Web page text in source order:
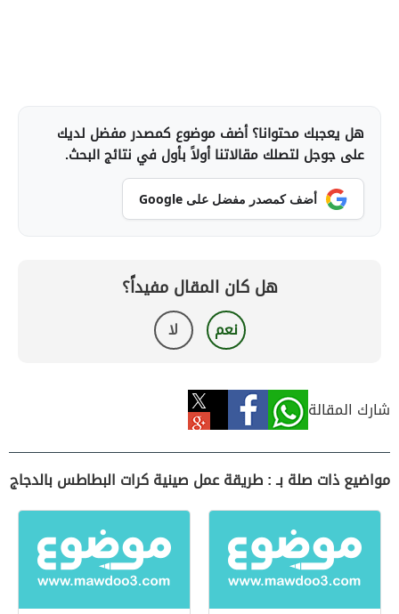
هل يعجبك محتوانا؟ أضف موضوع كمصدر مفضل لديك
على جوجل لتصلك مقالاتنا أولاً بأول في نتائج البحث.
أضف كمصدر مفضل على Google
هل كان المقال مفيداً؟
نعم لا
شارك المقالة
مواضيع ذات صلة بـ : طريقة عمل صينية كرات البطاطس بالدجاج